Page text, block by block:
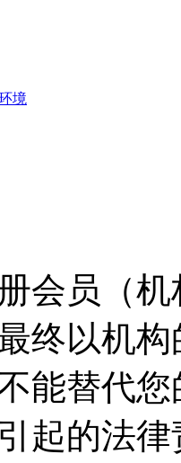
境
会员（
终以机
能替代
起的法